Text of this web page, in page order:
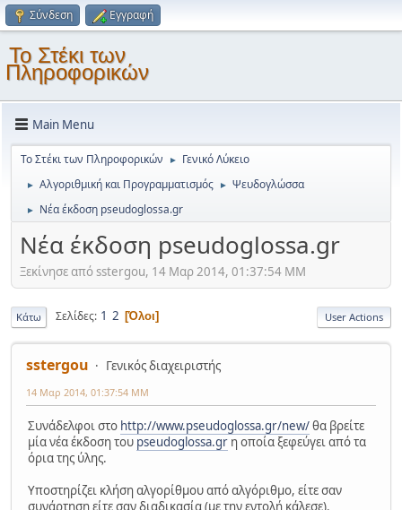
Σύνδεση Εγγραφή
Το Στέκι των
Πληροφορικών
Main Menu
Το Στέκι των Πληροφορικών ► Γενικό Λύκειο
► Αλγοριθμική και Προγραμματισμός ► Ψευδογλώσσα
► Νέα έκδοση pseudoglossa.gr
Νέα έκδοση pseudoglossa.gr
Ξεκίνησε από sstergou, 14 Μαρ 2014, 01:37:54 ΜΜ
Κάτω Σελίδες 1 2 Όλοι User Actions
sstergou Γενικός διαχειριστής
14 Μαρ 2014, 01:37:54 ΜΜ
Συνάδελφοι στο http://www.pseudoglossa.gr/new/θα βρείτε
μία νέα έκδοση του pseudoglossa.gr η οποία ξεφεύγει από τα
όρια της ύλης.
Υποστηρίζει κλήση αλγορίθμου από αλγόριθμο, είτε σαν
συνάρτηση είτε σαν διαδικασία (με την εντολή κάλεσε).